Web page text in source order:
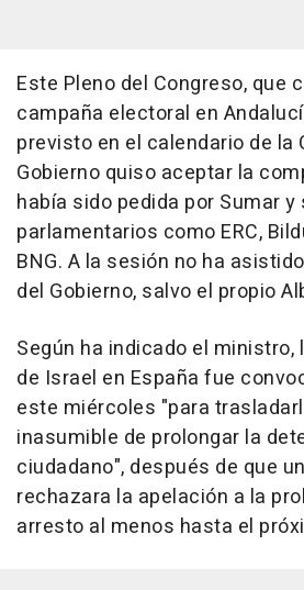
Este Pleno del Congreso, que
campaña electoral en
previsto en el calendario de la
Gobierno quiso aceptar la
había sido pedida por Sumar
parlamentarios como ERC,
BNG. A la sesión no ha
del Gobierno, salvo el propio
Según ha indicado el
de Israel en España fue
este miércoles "para
inasumible de prolongar la
ciudadano", después de que
rechazara la apelación a la
arresto al menos hasta el